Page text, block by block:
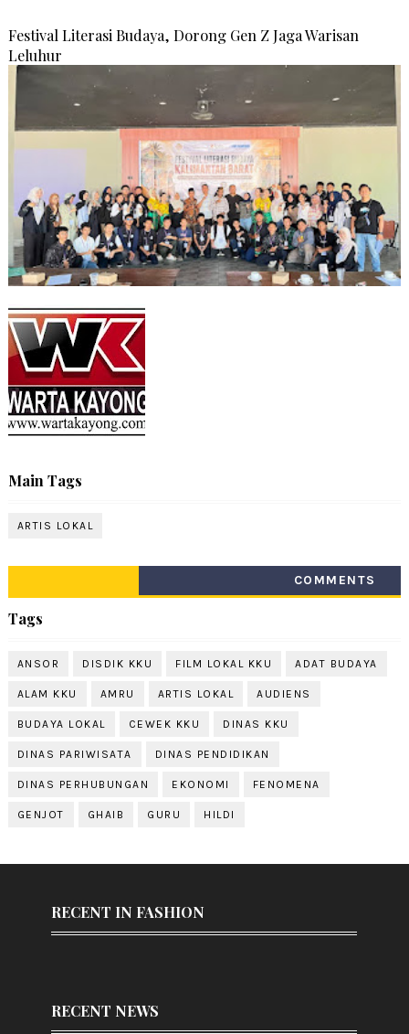
Festival Literasi Budaya, Dorong Gen Z Jaga Warisan
Leluhur
Main Tags
ARTIS LOKAL
COMMENTS
Tags
ANSOR DISDIK KKU FILM LOKAL KKU ADAT BUDAYA
ALAM KKU AMRU ARTIS LOKAL AUDIENS
BUDAYA LOKAL CEWEK KKU DINAS KKU
DINAS PARIWISATA DINAS PENDIDIKAN
DINAS PERHUBUNGAN EKONOMI FENOMENA
GENJOT GHAIB GURU HILDI
RECENT IN FASHION
RECENT NEWS